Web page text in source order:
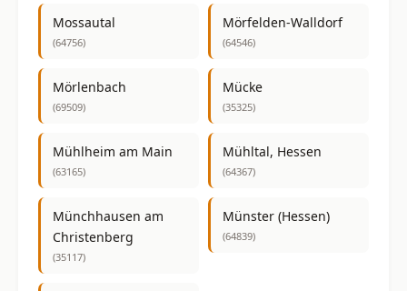
Mossautal
(64756)
Mörfelden-Walldorf
(64546)
Mörlenbach
(69509)
Mücke
(35325)
Mühlheim am Main
(63165)
Mühltal, Hessen
(64367)
Münchhausen am
Christenberg
(35117)
Münster (Hessen)
(64839)